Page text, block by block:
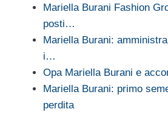
Mariella Burani Fashion
posti…
Mariella Burani:
i…
Opa Mariella Burani e
Mariella Burani: primo
perdita